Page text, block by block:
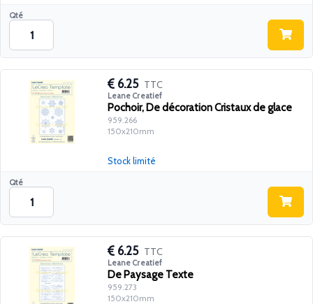
Qté
6.25 TTC
Leane Creatief
Pochoir, De décoration Cristaux de glace
959.266
150x210mm
Qté
Stock limité
6.25 TTC
Leane Creatief
De Paysage Texte
959.273
150x210mm